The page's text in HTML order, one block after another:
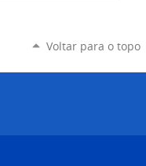
Voltar para o topo